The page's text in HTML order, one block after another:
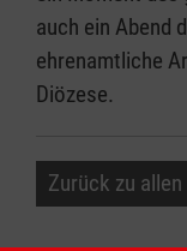
auch ein Abend
ehrenamtliche
Diözese.
Zurück zu